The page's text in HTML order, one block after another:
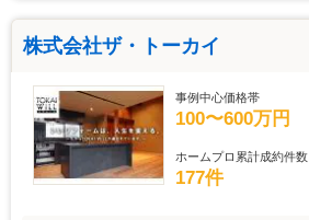
株式会社ザ・トーカイ
事例中心価格帯
100〜600万円
ホームプロ累計成約件数
177件